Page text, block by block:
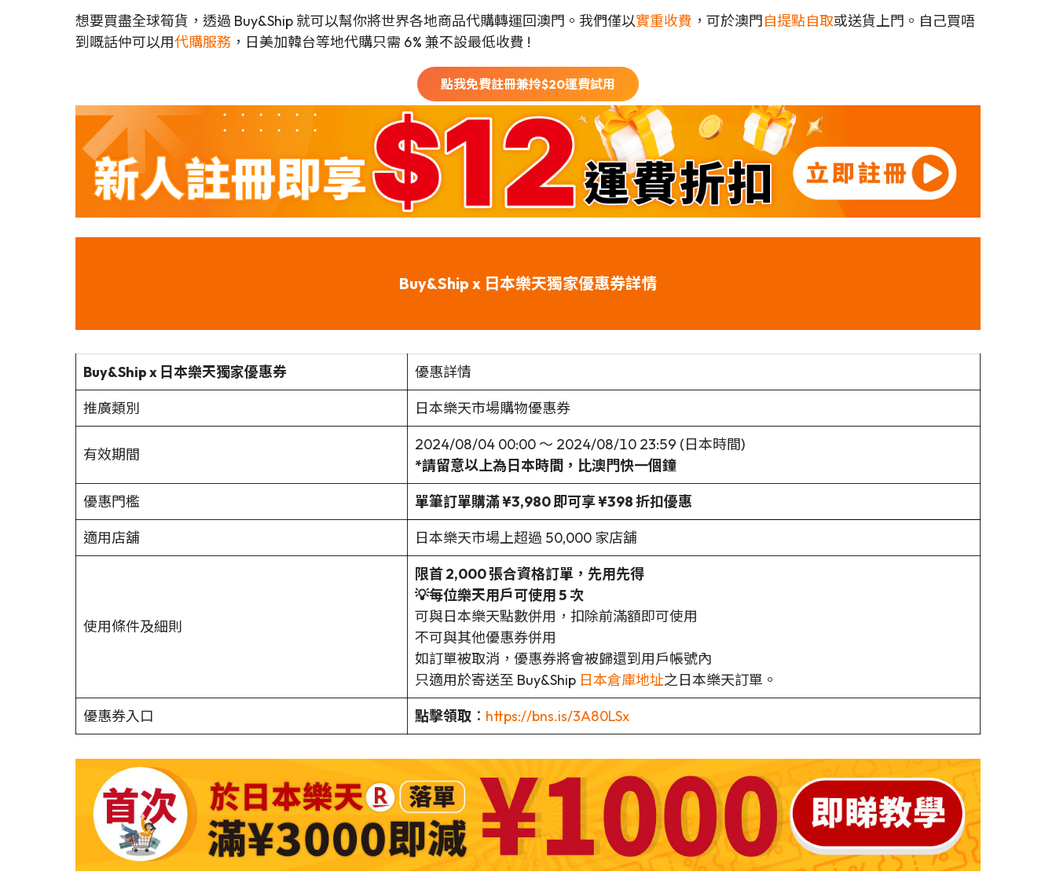
想要買盡全球筍貨，透過 Buy&Ship 就可以幫你將世界各地商品代購轉運回澳門。我們僅以實重收費 ，可於澳門自提點自取或送貨上門。自己買唔
到嘅話仲可以用代購服務 ，日美加韓台等地代購只需 6% 兼不設最低收費 !
點我免費註冊兼拎$20運費試用
Buy&Ship x 日本樂天獨家優惠券詳情
Buy&Ship x 日本樂天獨家優惠券
優惠詳情
推廣類別
日本樂天市場購物優惠券
有效期間
2024/08/04 00:00 ～ 2024/08/10 23:59 (日本時間)
*請留意以上為日本時間，比澳門快一個鐘
優惠門檻
單筆訂單購滿 ¥3,980 即可享 ¥398 折扣優惠
適用店舖
日本樂天市場上超過 50,000 家店舖
使用條件及細則
限首 2,000 張合資格訂單，先用先得
💡每位樂天用戶可使用 5 次
可與日本樂天點數併用，扣除前滿額即可使用
不可與其他優惠券併用
如訂單被取消，優惠券將會被歸還到用戶帳號內
只適用於寄送至 Buy&Ship 日本倉庫地址之日本樂天訂單。
優惠券入口
點擊領取 ： https://bns.is/3A80LSx